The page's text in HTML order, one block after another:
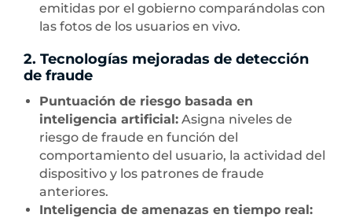
emitidas por el gobierno comparándolas con
las fotos de los usuarios en vivo.
2. Tecnologías mejoradas de detección
de fraude
Puntuación de riesgo basada en
inteligencia artificial: Asigna niveles de
riesgo de fraude en función del
comportamiento del usuario, la actividad del
dispositivo y los patrones de fraude
anteriores.
Inteligencia de amenazas en tiempo real: